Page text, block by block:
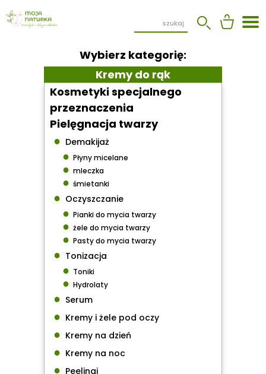
Wybierz kategorię:
Kremy do rąk
Kosmetyki specjalnego
przeznaczenia
Pielęgnacja twarzy
● Demakijaż
● Płyny micelane
● mleczka
● śmietanki
● Oczyszczanie
● Pianki do mycia twarzy
● żele do mycia twarzy
● Pasty do mycia twarzy
● Tonizacja
● Toniki
● Hydrolaty
● Serum
● Kremy i żele pod oczy
● Kremy na dzień
● Kremy na noc
● Peelingi